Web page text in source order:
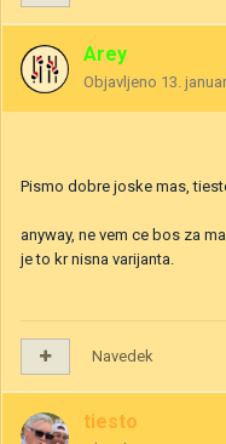
Arey
Objavljeno 13.
Pismo dobre joske mas,
anyway, ne vem ce bos za
je to kr nisna varijanta.
Navedek
tiesto